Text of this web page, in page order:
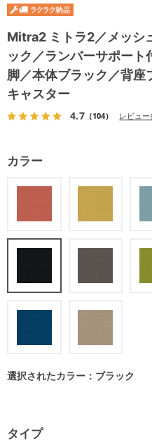
Mitra2 ミトラ2／メッシ
ック／ランバーサポー
脚／本体ブラック／背座
キャスター
4.7（104） レビュー
カラー
選択されたカラー：ブラック
タイプ